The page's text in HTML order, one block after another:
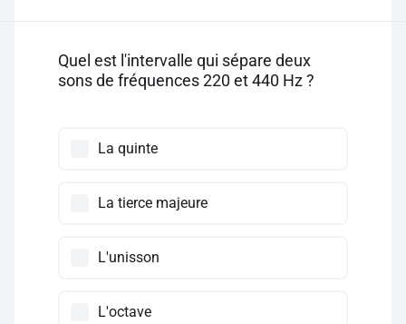
Quel est l'intervalle qui sépare deux
sons de fréquences 220 et 440 Hz ?
La quinte
La tierce majeure
L'unisson
L'octave